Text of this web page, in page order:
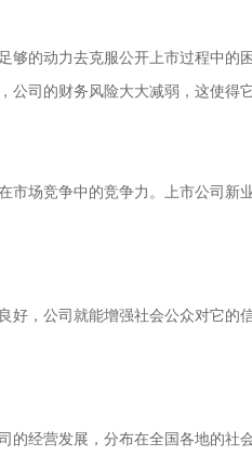
的动力去克服公开上市过程中的
司的财务风险大大减弱，这使得
场竞争中的竞争力。上市公司
好，公司就能增强社会公众对它
经营发展，分布在全国各地的社